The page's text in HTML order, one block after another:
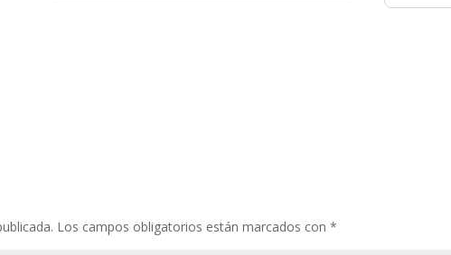
Los campos obligatorios están marcados con*